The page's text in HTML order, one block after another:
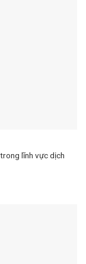
lĩnh vực dịch